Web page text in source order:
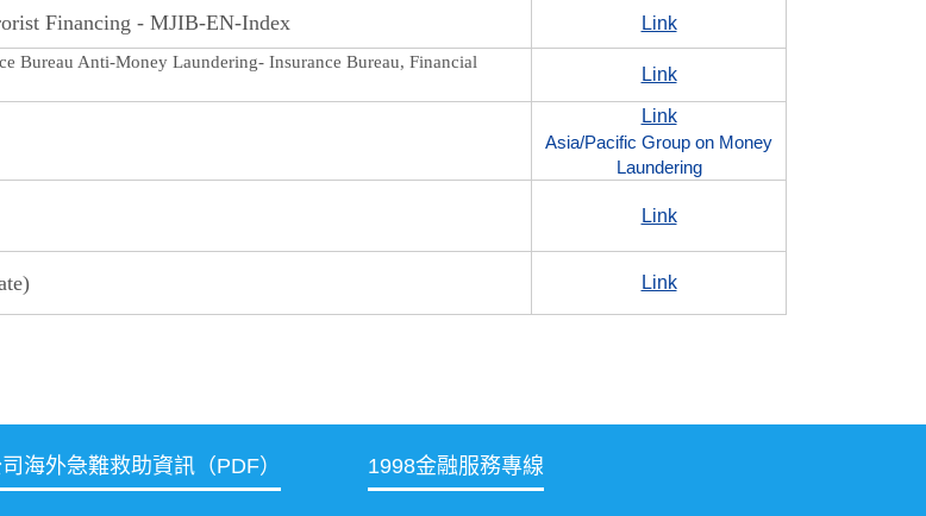
Financing - MJIB-EN-Index Link
Bureau Anti-Money Laundering- Insurance Bureau, Financial
Link
Link
Asia/Pacific Group on Money
Laundering
Link
Link
海外急難救助資訊（PDF） 1998金融服務專線